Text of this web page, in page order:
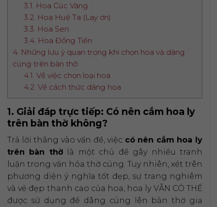
3.1. Hoa Cúc Vàng
3.2. Hoa Huệ Ta (Lay ơn)
3.3. Hoa Sen
3.4. Hoa Đồng Tiền
4. Những lưu ý quan trọng khi chọn hoa và dâng
cúng trên bàn thờ
4.1. Về việc chọn loại hoa
4.2. Về cách thức dâng hoa
1. Giải đáp trực tiếp: Có nên cắm hoa ly
trên bàn thờ không?
Trả lời thẳng vào vấn đề, việc có nên cắm hoa ly
trên bàn thờlà một chủ đề gây nhiều tranh
luận trong văn hóa thờ cúng. Tuy nhiên, xét trên
phương diện ý nghĩa tốt đẹp, sự trang nghiêm
và vẻ đẹp thanh cao của hoa, hoa ly VẪN CÓ THỂ
được sử dụng để dâng cúng lên bàn thờ gia